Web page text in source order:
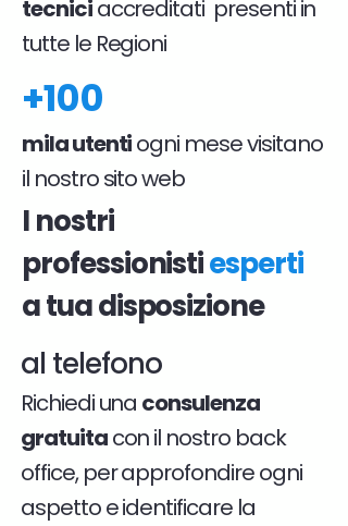
tecniciaccreditati presenti in
tutte le Regioni
+100
mila utentiogni mese visitano
il nostro sito web
I nostri
professionistiesperti
a tua disposizione
al telefono
Richiedi una consulenza
gratuitacon il nostro back
office, per approfondire ogni
aspetto e identificare la